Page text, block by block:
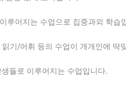
루어지는 수업으로 집중과외 학습
기/어휘 등의 수업이 개개인에 딱
들로 이루어지는 수업입니다.